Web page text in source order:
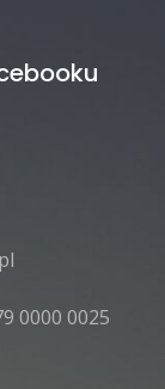
0000 0025